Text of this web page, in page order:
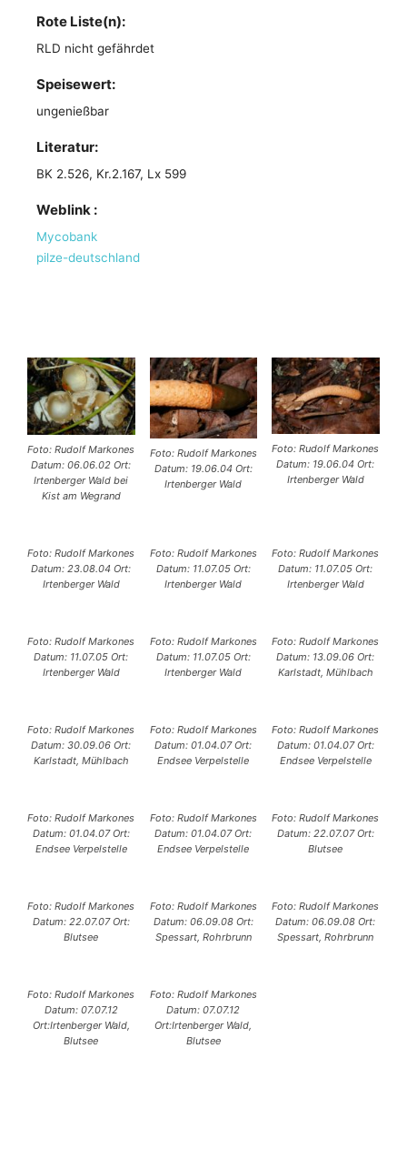
Rote Liste(n):
RLD nicht gefährdet
Speisewert:
ungenießbar
Literatur:
BK 2.526, Kr.2.167, Lx 599
Weblink :
Mycobank
pilze-deutschland
Foto: Rudolf Markones
Datum: 06.06.02 Ort:
Irtenberger Wald bei
Kist am Wegrand
Foto: Rudolf Markones
Datum: 19.06.04 Ort:
Irtenberger Wald
Foto: Rudolf Markones
Datum: 19.06.04 Ort:
Irtenberger Wald
Foto: Rudolf Markones
Datum: 23.08.04 Ort:
Irtenberger Wald
Foto: Rudolf Markones
Datum: 11.07.05 Ort:
Irtenberger Wald
Foto: Rudolf Markones
Datum: 11.07.05 Ort:
Irtenberger Wald
Foto: Rudolf Markones
Datum: 11.07.05 Ort:
Irtenberger Wald
Foto: Rudolf Markones
Datum: 11.07.05 Ort:
Irtenberger Wald
Foto: Rudolf Markones
Datum: 13.09.06 Ort:
Karlstadt, Mühlbach
Foto: Rudolf Markones
Datum: 30.09.06 Ort:
Karlstadt, Mühlbach
Foto: Rudolf Markones
Datum: 01.04.07 Ort:
Endsee Verpelstelle
Foto: Rudolf Markones
Datum: 01.04.07 Ort:
Endsee Verpelstelle
Foto: Rudolf Markones
Datum: 01.04.07 Ort:
Endsee Verpelstelle
Foto: Rudolf Markones
Datum: 01.04.07 Ort:
Endsee Verpelstelle
Foto: Rudolf Markones
Datum: 22.07.07 Ort:
Blutsee
Foto: Rudolf Markones
Datum: 22.07.07 Ort:
Blutsee
Foto: Rudolf Markones
Datum: 06.09.08 Ort:
Spessart, Rohrbrunn
Foto: Rudolf Markones
Datum: 06.09.08 Ort:
Spessart, Rohrbrunn
Foto: Rudolf Markones
Datum: 07.07.12
Ort:Irtenberger Wald,
Blutsee
Foto: Rudolf Markones
Datum: 07.07.12
Ort:Irtenberger Wald,
Blutsee